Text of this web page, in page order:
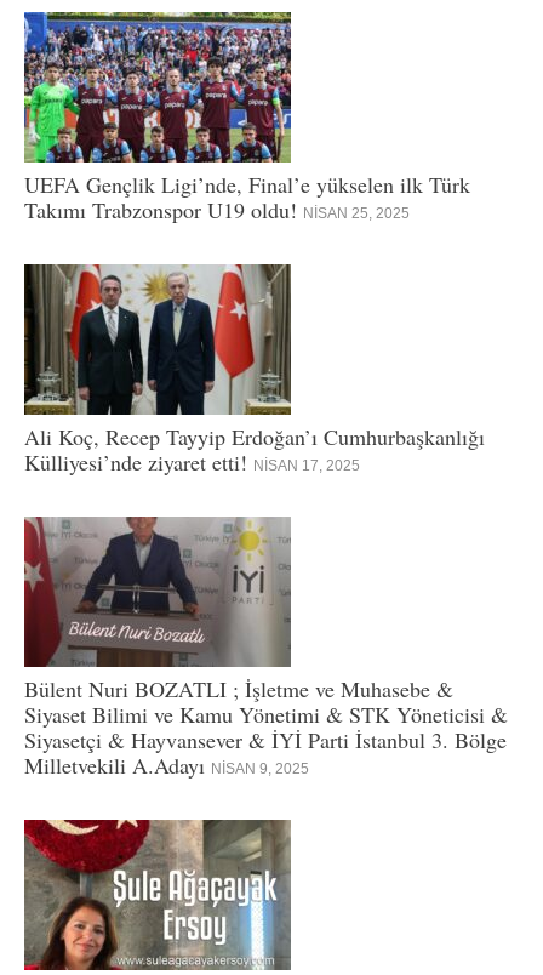
UEFA Gençlik Ligi’nde, Final’e yükselen ilk Türk
Takımı Trabzonspor U19 oldu! NISAN 25, 2025
Ali Koç, Recep Tayyip Erdoğan’ı Cumhurbaşkanlığı
Külliyesi’nde ziyaret etti! NISAN 17, 2025
Bülent Nuri BOZATLI ; İşletme ve Muhasebe &
Siyaset Bilimi ve Kamu Yönetimi & STK Yöneticisi &
Siyasetçi & Hayvansever & İYİ Parti İstanbul 3. Bölge
Milletvekili A.Adayı NISAN 9, 2025